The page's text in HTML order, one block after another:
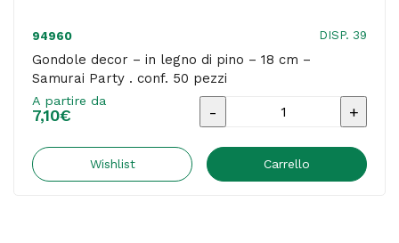
94960 DISP. 39
Gondole decor – in legno di pino – 18 cm –
Samurai Party . conf. 50 pezzi
A partire da
7,10€
Gondole
-
Wishlist Carrello